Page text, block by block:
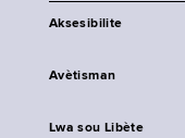
Aksesibilite
Avètisman
Lwa sou Libète